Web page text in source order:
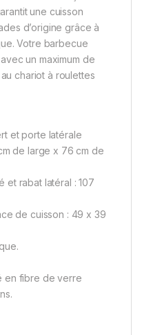
une cuisson
d’origine grâce à
Votre barbecue
un maximum de
chariot à roulettes
et porte latérale
de large x 76 cm de
et rabat latéral : 107
de cuisson : 49 x 39
en fibre de verre